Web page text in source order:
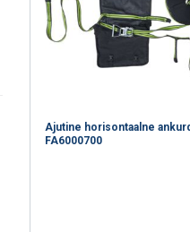
Ajutine horisontaalne
FA6000700